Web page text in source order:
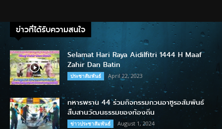
ข่าวที่ได้รับความสนใจ
Selamat Hari Raya Aidilfitri 1444 H Maaf
Zahir Dan Batin
ประชาสัมพันธ์ April 22, 2023
ทหารพราน 44 ร่วมกิจกรรมกวนอาซูรอสัมพันธ์
สืบสานวัฒนธรรมของท้องถิ่น
ข่าวประชาสัมพันธ์ August 1, 2024